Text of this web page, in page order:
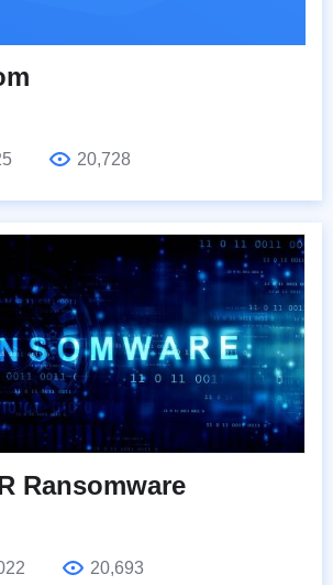
20,728
Ransomware
20,693